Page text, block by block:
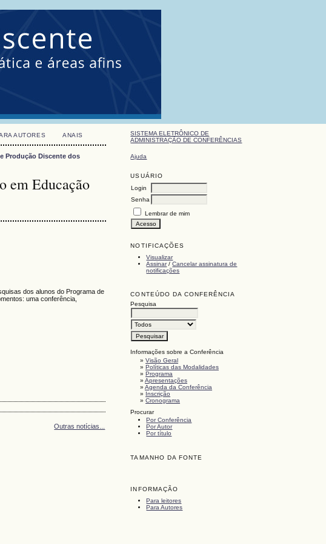
SISTEMA ELETRÔNICO DE
ADMINISTRAÇÃO DE CONFERÊNCIAS
Ajuda
USUÁRIO
Login
Senha
Lembrar de mim
NOTIFICAÇÕES
Visualizar
Assinar/Cancelar assinatura de
notificações
CONTEÚDO DA CONFERÊNCIA
Pesquisa
Informações sobre a Conferência
»Visão Geral
»Políticas das Modalidades
»Programa
»Apresentações
»Agenda da Conferência
» Inscrição
»Cronograma
Procurar
Por Conferência
Por Autor
Por título
TAMANHO DA FONTE
INFORMAÇÃO
Para leitores
Para Autores
AUTORES ANAIS
Produção Discente dos
em Educação
dos alunos do Programa de
uma conferência,
Outras notícias...